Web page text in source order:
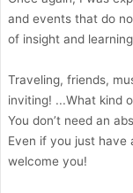
and events that do
of insight and
Traveling, friends,
inviting! ...What kind
You don’t need an
Even if you just have
welcome you!